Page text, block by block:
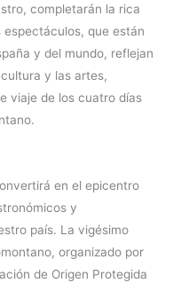
completarán la rica
que están
y del mundo, reflejan
y las artes,
viaje de los cuatro días
en el epicentro
y
país. La vigésimo
organizado por
de Origen Protegida